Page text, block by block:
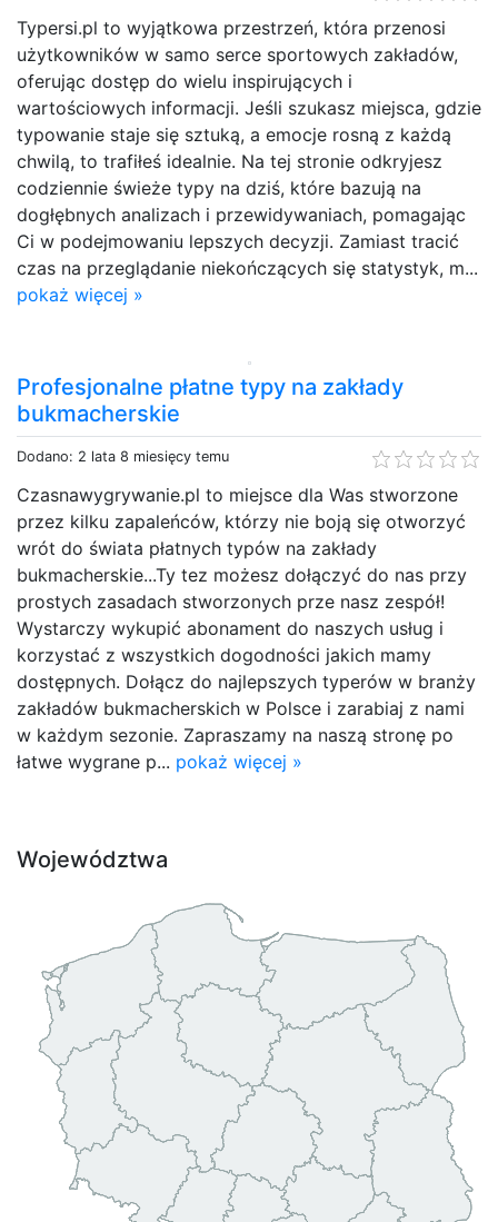
Typersi.pl to wyjątkowa przestrzeń, która przenosi
użytkowników w samo serce sportowych zakładów,
oferując dostęp do wielu inspirujących i
wartościowych informacji. Jeśli szukasz miejsca, gdzie
typowanie staje się sztuką, a emocje rosną z każdą
chwilą, to trafiłeś idealnie. Na tej stronie odkryjesz
codziennie świeże typy na dziś, które bazują na
dogłębnych analizach i przewidywaniach, pomagając
Ci w podejmowaniu lepszych decyzji. Zamiast tracić
czas na przeglądanie niekończących się statystyk, m...
pokaż więcej »
Profesjonalne płatne typy na zakłady
bukmacherskie
Dodano: 2 lata 8 miesięcy temu
Czasnawygrywanie.pl to miejsce dla Was stworzone
przez kilku zapaleńców, którzy nie boją się otworzyć
wrót do świata płatnych typów na zakłady
bukmacherskie...Ty tez możesz dołączyć do nas przy
prostych zasadach stworzonych prze nasz zespół!
Wystarczy wykupić abonament do naszych usług i
korzystać z wszystkich dogodności jakich mamy
dostępnych. Dołącz do najlepszych typerów w branży
zakładów bukmacherskich w Polsce i zarabiaj z nami
w każdym sezonie. Zapraszamy na naszą stronę po
łatwe wygrane p... pokaż więcej »
Województwa